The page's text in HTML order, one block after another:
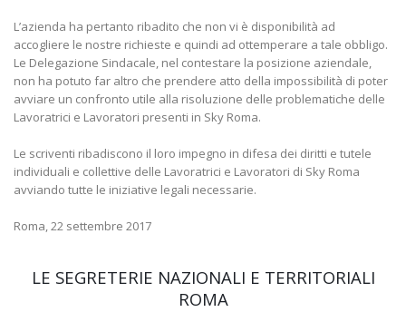
L’azienda ha pertanto ribadito che non vi è disponibilità ad
accogliere le nostre richieste e quindi ad ottemperare a tale obbligo.
Le Delegazione Sindacale, nel contestare la posizione aziendale,
non ha potuto far altro che prendere atto della impossibilità di poter
avviare un confronto utile alla risoluzione delle problematiche delle
Lavoratrici e Lavoratori presenti in Sky Roma.
Le scriventi ribadiscono il loro impegno in difesa dei diritti e tutele
individuali e collettive delle Lavoratrici e Lavoratori di Sky Roma
avviando tutte le iniziative legali necessarie.
Roma, 22 settembre 2017
LE SEGRETERIE NAZIONALI E TERRITORIALI
ROMA